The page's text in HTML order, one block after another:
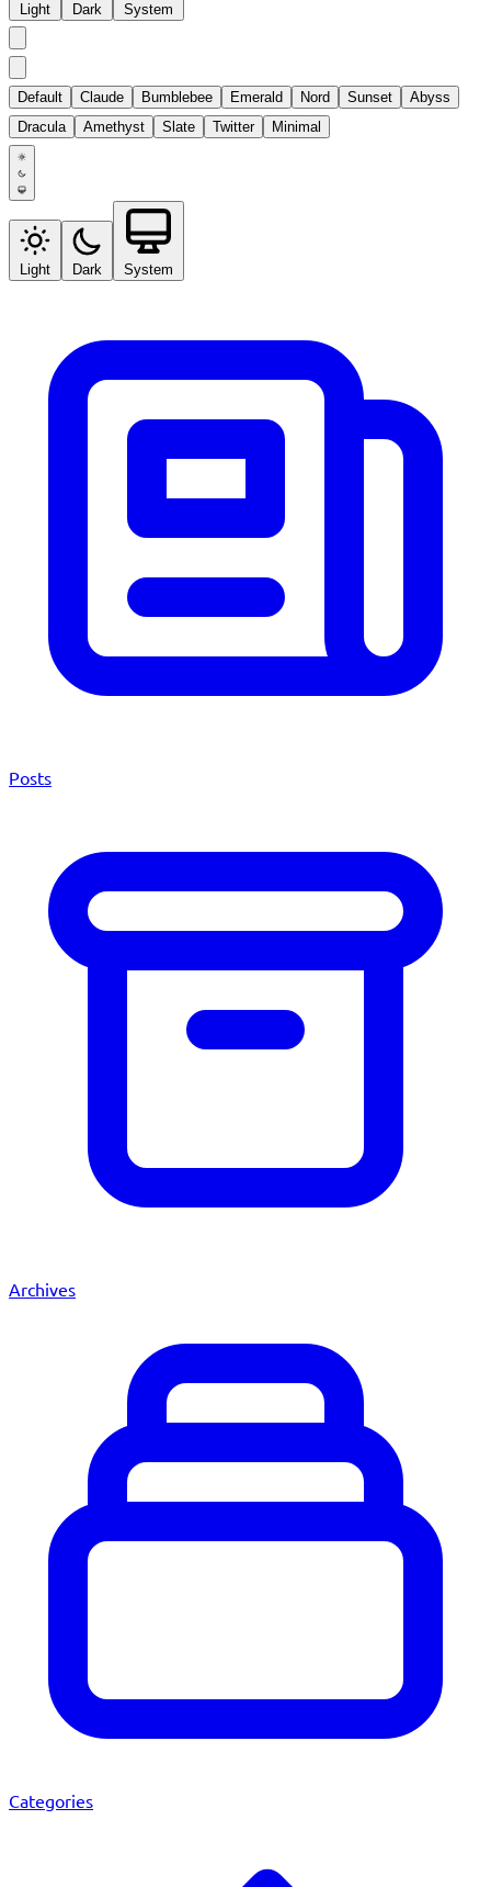
Light Dark System
Default Claude Bumblebee Emerald Nord Sunset
Abyss
Dracula
Amethyst Slate Twitter Minimal
Light Dark System
Posts
Archives
Categories